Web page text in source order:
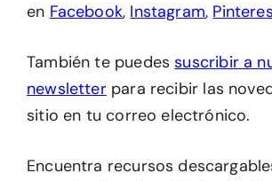
en Facebook, Instagram,
También te puedessuscribir a
newsletterpara recibir las
sitio en tu correo electrónico.
Encuentra recursos